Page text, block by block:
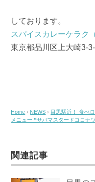
しております。
スパイスカレーケラク
東京都品川区上大崎3-
Home › NEWS › 目黒駅近！ 食べ
メニュー ❝サバマスタードココナ
関連記事